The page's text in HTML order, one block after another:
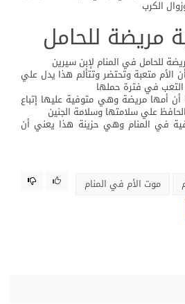
الكرب
مريضة للحامل
للحامل في المنام لإبن سيرين
الأم متعبة وتحتضر وتتألم هذا يدل علي
في فترة حملها
أمها مريضة وهي متوفية عليها إتباع
علي سلامتها وسلامة الجنين
في المنام وهي حزينة هذا يعني أن
موت الأم في المنام